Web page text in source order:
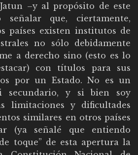
–y al propósito de este
señalar que, ciertamente,
países existen institutos de
no sólo debidamente
a derecho sino (esto es lo
con títulos para sus
por un Estado. No es un
secundario, y si bien soy
limitaciones y dificultades
similares en otros países
(ya señalé que entiendo
toque” de esta apertura la